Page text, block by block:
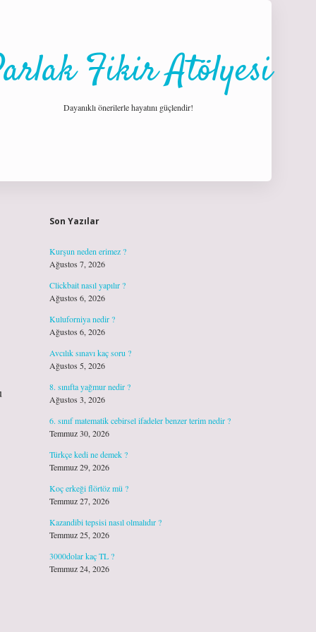
Fikir Atölyesi
Dayanıklı önerilerle hayatını güçlendir!
Son Yazılar
Kurşun neden erimez ?
Ağustos 7, 2026
Clickbait nasıl yapılır ?
Ağustos 6, 2026
Kuluforniya nedir ?
Ağustos 6, 2026
Avcılık sınavı kaç soru ?
Ağustos 5, 2026
8. sınıfta yağmur nedir ?
Ağustos 3, 2026
6. sınıf matematik cebirsel ifadeler benzer terim nedir ?
Temmuz 30, 2026
Türkçe kedi ne demek ?
Temmuz 29, 2026
Koç erkeği flörtöz mü ?
Temmuz 27, 2026
Kazandibi tepsisi nasıl olmalıdır ?
Temmuz 25, 2026
3000dolar kaç TL ?
Temmuz 24, 2026